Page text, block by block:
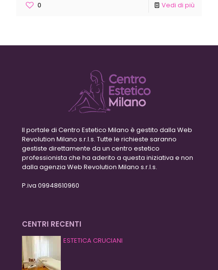
0 Vedi di più
Il portale di Centro Estetico Milano è gestito dalla Web
Revolution Milano s.r.l.s. Tutte le richieste saranno
gestiste direttamente da un centro estetico
professionista che ha aderito a questa iniziativa e non
dalla agenzia Web Revolution Milano s.r.l.s.
P.iva 09948610960
CENTRI RECENTI
ESTETICA CRUCIANI